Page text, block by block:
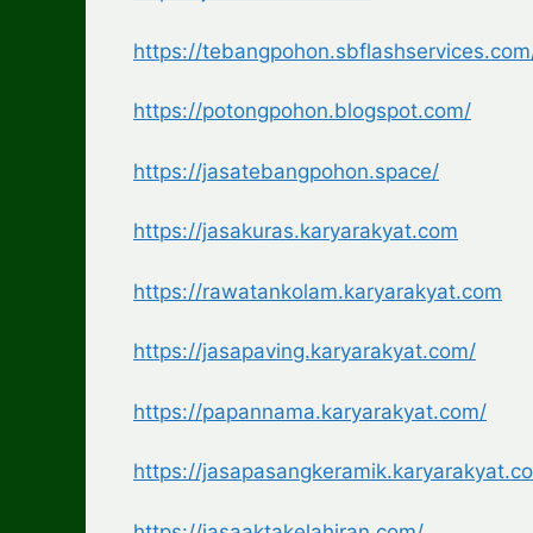
https://
https://potongpohon.blogspot.com/
https://jasatebangpohon.space/
https://jasakuras.karyarakyat.com
https://rawatankolam.karyarakyat.com
https://jasapaving.karyarakyat.com/
https://papannama.karyarakyat.com/
https://